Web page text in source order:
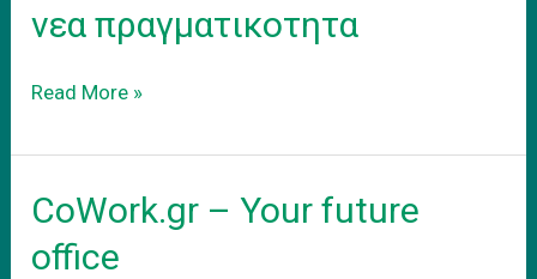
reality
νεα πραγματικοτητα
CoWorking
στην
πραγματικοτητα
Read More »
CoWork.gr – Your future
office